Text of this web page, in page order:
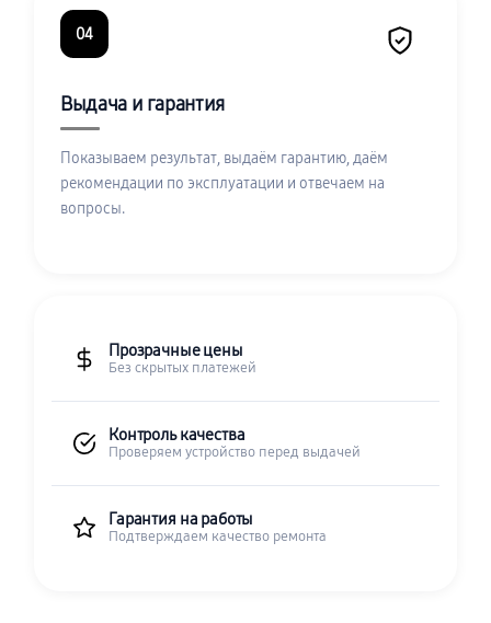
04
Выдача и гарантия
Показываем результат, выдаём гарантию, даём
рекомендации по эксплуатации и отвечаем на
вопросы.
Прозрачные цены
Без скрытых платежей
Контроль качества
Проверяем устройство перед выдачей
Гарантия на работы
Подтверждаем качество ремонта